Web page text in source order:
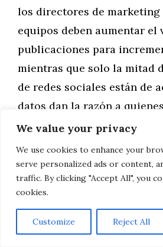
We value your privacy
We use cookies to enhance your
serve personalized ads or content,
traffic. By clicking "Accept All", you
cookies.
Customize Reject All
los directores de marketing
equipos deben aumentar el
publicaciones para
mientras que solo la mitad
de redes sociales están de
datos dan la razón a
estrategia sobre el volumen.
Conocer el mejor horario
plataforma es una
realque no requiere más
más criterio. Combina los
grandes estudios con el